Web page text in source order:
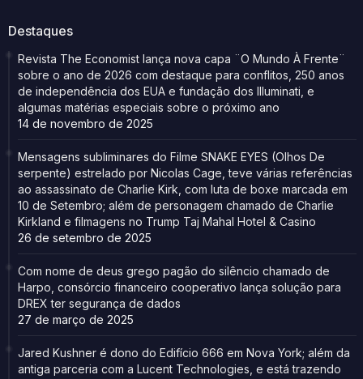
Destaques
Revista The Economist lança nova capa ¨O Mundo À Frente¨
sobre o ano de 2026 com destaque para conflitos, 250 anos
de independência dos EUA e fundação dos Illuminati, e
algumas matérias especiais sobre o próximo ano
14 de novembro de 2025
Mensagens subliminares do Filme SNAKE EYES (Olhos De
serpente) estrelado por Nicolas Cage, teve várias referências
ao assassinato de Charlie Kirk, com luta de boxe marcada em
10 de Setembro; além de personagem chamado de Charlie
Kirkland e filmagens no Trump Taj Mahal Hotel & Casino
26 de setembro de 2025
Com nome de deus grego pagão do silêncio chamado de
Harpo, consórcio financeiro cooperativo lança solução para
DREX ter segurança de dados
27 de março de 2025
Jared Kushner é dono do Edifício 666 em Nova York; além da
antiga parceria com a Lucent Technologies, e está trazendo